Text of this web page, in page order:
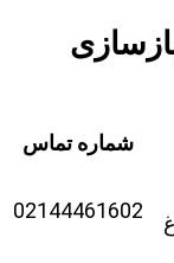
شماره تماس
02144461602